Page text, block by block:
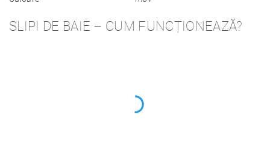
SLIPI DE BAIE – CUM FUNCȚIONEAZĂ?